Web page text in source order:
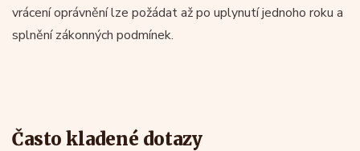
vrácení oprávnění lze požádat až po uplynutí jednoho roku a
splnění zákonných podmínek.
Často kladené dotazy